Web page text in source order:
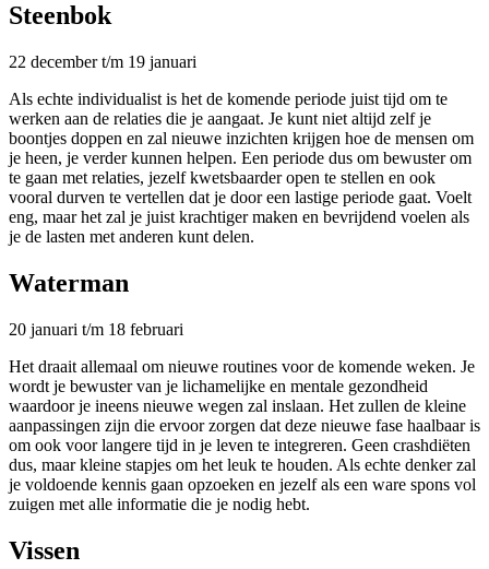
Steenbok
22 december t/m 19 januari
Als echte individualist is het de komende periode juist tijd om te
werken aan de relaties die je aangaat. Je kunt niet altijd zelf je
boontjes doppen en zal nieuwe inzichten krijgen hoe de mensen om
je heen, je verder kunnen helpen. Een periode dus om bewuster om
te gaan met relaties, jezelf kwetsbaarder open te stellen en ook
vooral durven te vertellen dat je door een lastige periode gaat. Voelt
eng, maar het zal je juist krachtiger maken en bevrijdend voelen als
je de lasten met anderen kunt delen.
Waterman
20 januari t/m 18 februari
Het draait allemaal om nieuwe routines voor de komende weken. Je
wordt je bewuster van je lichamelijke en mentale gezondheid
waardoor je ineens nieuwe wegen zal inslaan. Het zullen de kleine
aanpassingen zijn die ervoor zorgen dat deze nieuwe fase haalbaar is
om ook voor langere tijd in je leven te integreren. Geen crashdiëten
dus, maar kleine stapjes om het leuk te houden. Als echte denker zal
je voldoende kennis gaan opzoeken en jezelf als een ware spons vol
zuigen met alle informatie die je nodig hebt.
Vissen